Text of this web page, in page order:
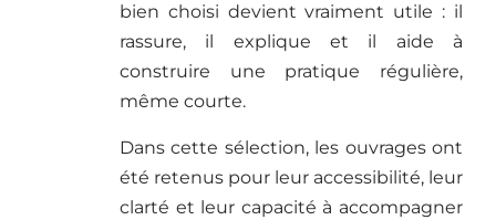
bien choisi devient vraiment utile : il
rassure, il explique et il aide à
construire une pratique régulière,
même courte.
Dans cette sélection, les ouvrages ont
été retenus pour leur accessibilité, leur
clarté et leur capacité à accompagner